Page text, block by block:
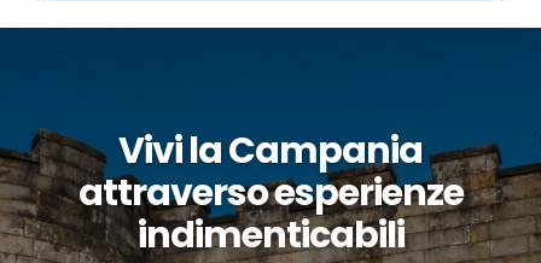
Vivi la Campania
attraverso esperienze
indimenticabili